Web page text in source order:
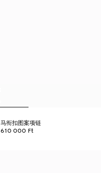
马衔扣图案项链
610 000 Ft